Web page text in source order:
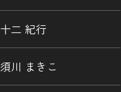
十二 紀行
須川 まきこ